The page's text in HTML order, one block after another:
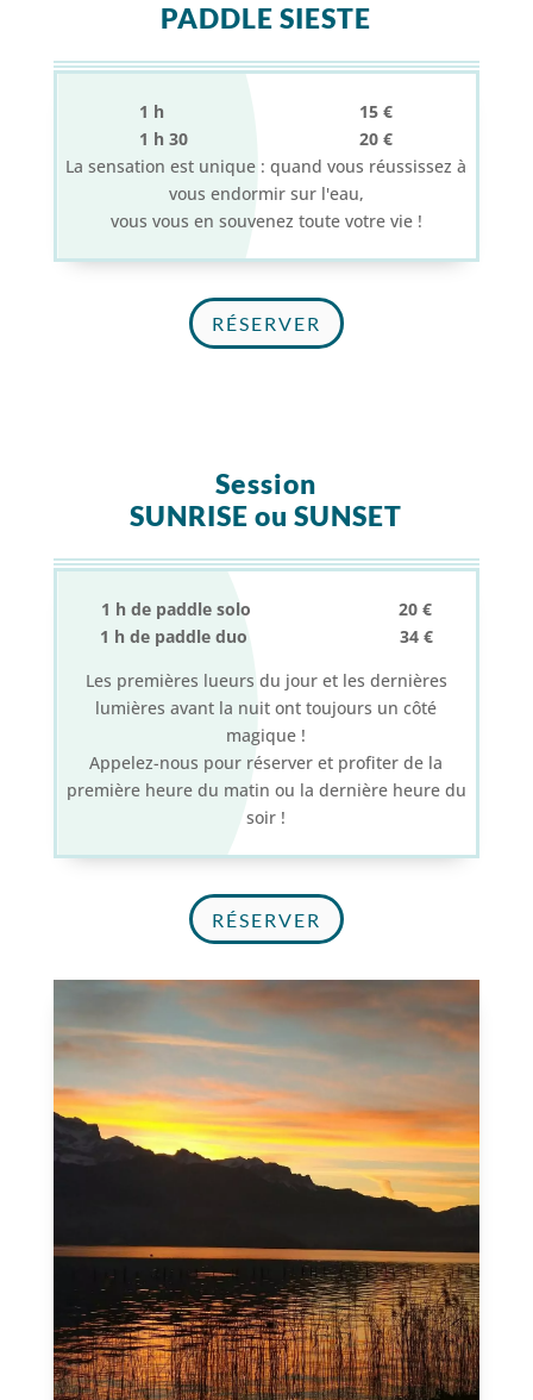
PADDLE SIESTE
1 h 15 €
1 h 30 20 €
La sensation est unique : quand vous réussissez à
vous endormir sur l'eau,
vous vous en souvenez toute votre vie !
RÉSERVER
Session
SUNRISE ou SUNSET
1 h de paddle solo 20 €
1 h de paddle duo 34 €
Les premières lueurs du jour et les dernières
lumières avant la nuit ont toujours un côté
magique !
Appelez-nous pour réserver et profiter de la
première heure du matin ou la dernière heure du
soir !
RÉSERVER